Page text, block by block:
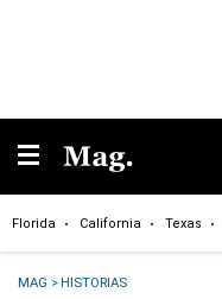
Florida California Texas
MAG >HISTORIAS